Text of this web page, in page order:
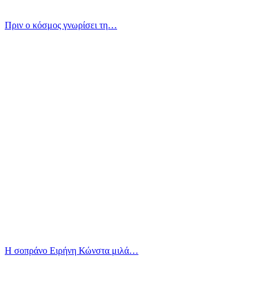
Πριν ο κόσμος γνωρίσει τη…
Η σοπράνο Ειρήνη Κώνστα μιλά…